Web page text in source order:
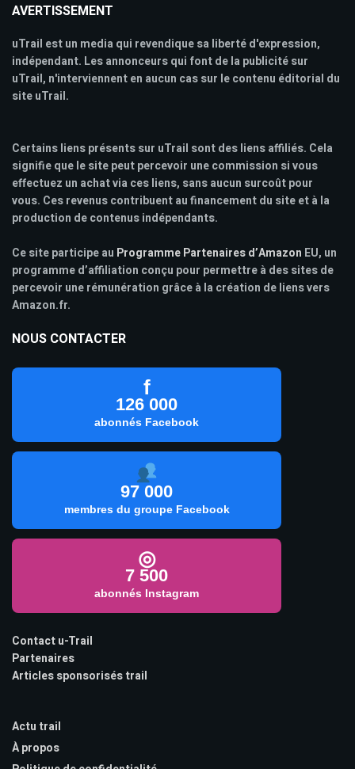
AVERTISSEMENT
uTrail est un media qui revendique sa liberté d'expression,
indépendant. Les annonceurs qui font de la publicité sur
uTrail, n'interviennent en aucun cas sur le contenu éditorial du
site uTrail.
Certains liens présents sur uTrail sont des liens affiliés. Cela
signifie que le site peut percevoir une commission si vous
effectuez un achat via ces liens, sans aucun surcoût pour
vous. Ces revenus contribuent au financement du site et à la
production de contenus indépendants.
Ce site participe au Programme Partenaires d’Amazon EU, un
programme d’affiliation conçu pour permettre à des sites de
percevoir une rémunération grâce à la création de liens vers
Amazon.fr.
NOUS CONTACTER
f
126 000
abonnés Facebook
97 000
membres du groupe Facebook
◎
7 500
abonnés Instagram
Contact u-Trail
Partenaires
Articles sponsorisés trail
Actu trail
À propos